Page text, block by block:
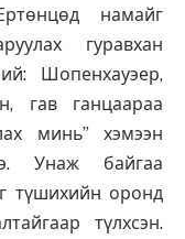
намайг
гуравхан
Шопенхауэер,
гав ганцаараа
минь” хэмээн
Унаж байгаа
түшихийн оронд
түлхсэн.